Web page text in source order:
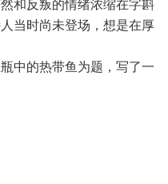
和反叛的情绪浓缩在字斟
当时尚未登场，想是在厚
瓶中的热带鱼为题，写了一